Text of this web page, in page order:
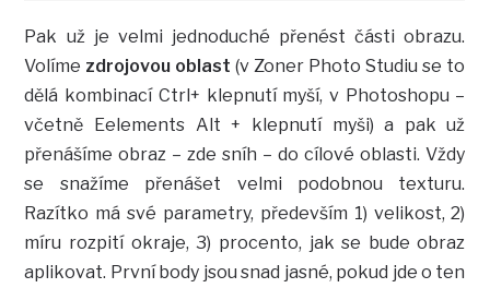
Pak už je velmi jednoduché přenést části obrazu.
Volíme zdrojovou oblast (v Zoner Photo Studiu se to
dělá kombinací Ctrl+ klepnutí myší, v Photoshopu –
včetně Eelements Alt + klepnutí myši) a pak už
přenášíme obraz – zde sníh – do cílové oblasti. Vždy
se snažíme přenášet velmi podobnou texturu.
Razítko má své parametry, především 1) velikost, 2)
míru rozpití okraje, 3) procento, jak se bude obraz
aplikovat. První body jsou snad jasné, pokud jde o ten